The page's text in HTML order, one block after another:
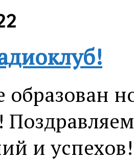
образован
и успехов!